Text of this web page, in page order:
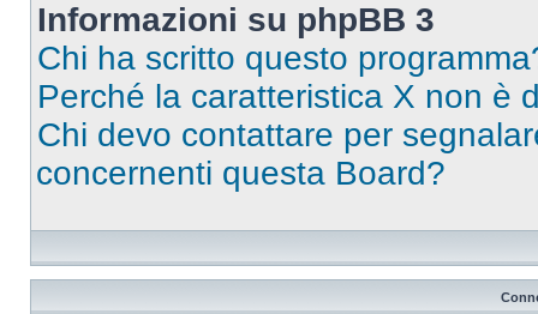
Informazioni su phpBB 3
Chi ha scritto questo
Perché la caratteristica X non è
Chi devo contattare per
concernenti questa Board?